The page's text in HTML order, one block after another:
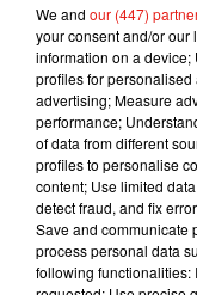
recueillir, de tenter
désormais sans lui".
Lucas Tronche, 15
avoir quitté son
natation dans une
(Avec AFP)
We and our (447)
your consent and/or our
information on a
profiles for
advertising; Measure
performance;
of data from different
profiles to personalise
content; Use limited
detect fraud, and fix
Save and communicate
process personal data
following functionalities: